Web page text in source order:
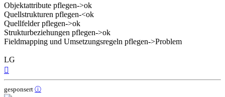
Objektattribute pflegen->ok
Quellstrukturen pflegen-<ok
Quellfelder pflegen->ok
Strukturbeziehungen pflegen->ok
Fieldmapping und Umsetzungsregeln pflegen->Problem
LG
gesponsert ⓘ